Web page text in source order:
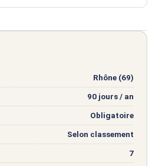
Rhône (69)
90 jours / an
Obligatoire
Selon classement
7